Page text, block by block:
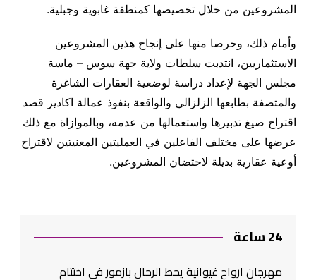
المشروعين من خلال تخصيصها كمنطقة غابوية وجبلية.
وأمام ذلك، وحرصا منها على إنجاح هذين المشروعين
الاستثماريين، انتدبت سلطات ولاية جهة سوس – ماسة
مجلس الجهة لإعداد دراسة لوضعية العقارات الشاغرة
والمتصفة بطابعها الزلزالي والواقعة بنفوذ عمالة اكادير قصد
اقتراح صيغ تدبيرها واستعمالها من عدمه، وبالموازاة مع ذلك
عرضها على مختلف الفاعلين في العمليتين المعنيتين لاقتراح
أوعية عقارية بديلة لاحتضان المشروعين.
24 ساعة
مهرجان ارواح غيوانية يحط الرحال بازمور في اختتام